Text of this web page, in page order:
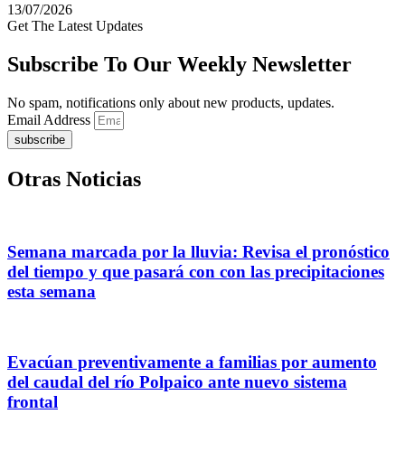
13/07/2026
Get The Latest Updates
Subscribe To Our Weekly Newsletter
No spam, notifications only about new products, updates.
Email Address
subscribe
Otras Noticias
Semana marcada por la lluvia: Revisa el pronóstico
del tiempo y que pasará con con las precipitaciones
esta semana
Evacúan preventivamente a familias por aumento
del caudal del río Polpaico ante nuevo sistema
frontal